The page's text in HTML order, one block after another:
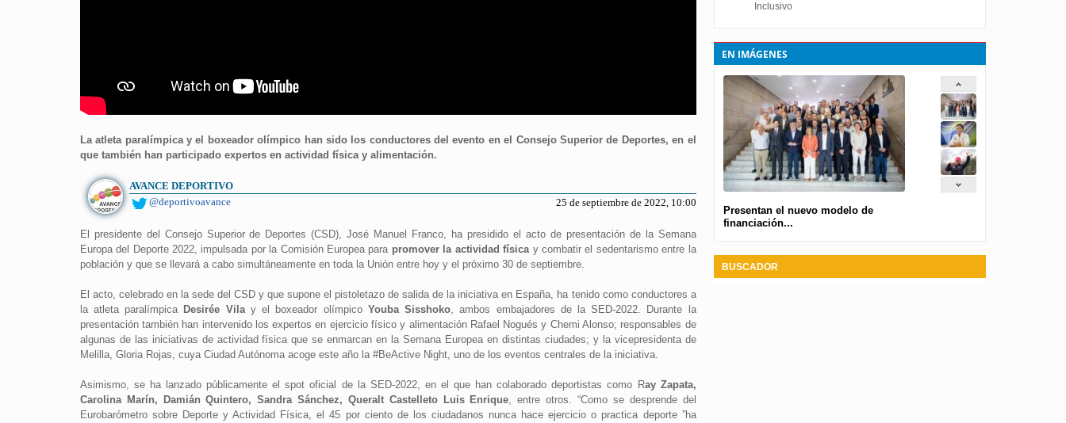
La atleta paralímpica y el boxeador olímpico han sido los conductores del evento en el Consejo Superior de Deportes, en el
que también han participado expertos en actividad física y alimentación.
AVANCE DEPORTIVO
@deportivoavance
25 de septiembre de 2022, 10:00
El presidente del Consejo Superior de Deportes (CSD), José Manuel Franco, ha presidido el acto de presentación de la Semana
Europa del Deporte 2022, impulsada por la Comisión Europea para promover la actividad físicay combatir el sedentarismo entre la
población y que se llevará a cabo simultáneamente en toda la Unión entre hoy y el próximo 30 de septiembre.
El acto, celebrado en la sede del CSD y que supone el pistoletazo de salida de la iniciativa en España, ha tenido como conductores a
la atleta paralímpica Desirée Vilay el boxeador olímpico Youba Sisshoko, ambos embajadores de la SED-2022. Durante la
presentación también han intervenido los expertos en ejercicio físico y alimentación Rafael Nogués y Chemi Alonso; responsables de
algunas de las iniciativas de actividad física que se enmarcan en la Semana Europea en distintas ciudades; y la vicepresidenta de
Melilla, Gloria Rojas, cuya Ciudad Autónoma acoge este año la #BeActive Night, uno de los eventos centrales de la iniciativa.
Asimismo, se ha lanzado públicamente el spot oficial de la SED-2022, en el que han colaborado deportistas como Ray Zapata,
Carolina Marín, Damián Quintero, Sandra Sánchez, Queralt Castelleto Luis Enrique, entre otros. “Como se desprende del
Eurobarómetro sobre Deporte y Actividad Física, el 45 por ciento de los ciudadanos nunca hace ejercicio o practica deporte ”ha
Inclusivo
EN IMÁGENES
Presentan el nuevo modelo de
financiación...
BUSCADOR